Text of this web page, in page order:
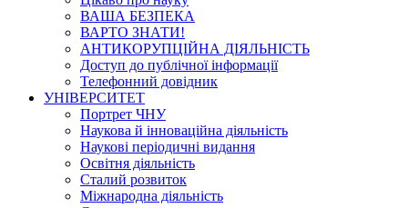
ВАША БЕЗПЕКА
ВАРТО ЗНАТИ!
АНТИКОРУПЦІЙНА ДІЯЛЬНІСТЬ
Доступ до публічної інформації
Телефонний довідник
УНІВЕРСИТЕТ
Портрет ЧНУ
Наукова й інноваційна діяльність
Наукові періодичні видання
Освітня діяльність
Сталий розвиток
Міжнародна діяльність